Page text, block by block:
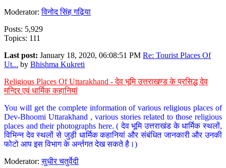
Moderator:विनोद सिंह गढ़िया
Posts: 5,929
Topics: 111
Last post: January 18, 2020, 06:08:51 PM Re: Tourist Places Of
Ut... by Bhishma Kukreti
Religious Places Of Uttarakhand - देव भूमि उत्तराखण्ड के प्रसिद्ध देव
मन्दिर एवं धार्मिक कहानियां
You will get the complete information of various religious places of
Dev-Bhoomi Uttarakhand , various stories related to those religious
places and their photographs here. ( देव भूमि उत्तराखंड के धार्मिक स्थलों,
विभिन्न देव स्थलों से जुड़ी धार्मिक कहानियां और संबंधित जानकारी और उनकी
फोटो आप इस विभाग के अर्न्तगत देख सकते है।)
Moderator:सुधीर चतुर्वेदी